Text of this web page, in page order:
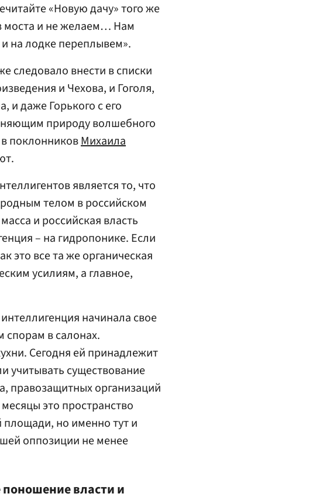
«Новую дачу» того же
моста и не желаем… Нам
на лодке переплывем».
следовало внести в списки
и Чехова, и Гоголя,
и даже Горького с его
природу волшебного
поклонниковМихаила
является то, что
телом в российском
и российская власть
– на гидропонике. Если
это все та же органическая
усилиям, а главное,
начинала свое
спорам в салонах.
Сегодня ей принадлежит
учитывать существование
правозащитных организаций
это пространство
но именно тут и
оппозиции не менее
власти и